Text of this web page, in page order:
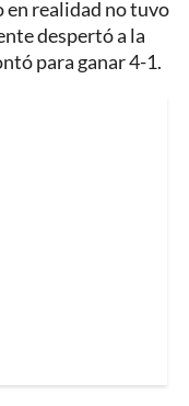
en realidad no tuvo
despertó a la
para ganar 4-1.